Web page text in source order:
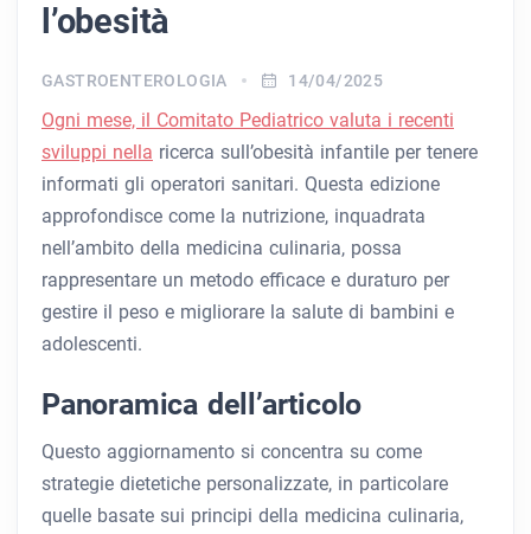
l’obesità
GASTROENTEROLOGIA 14/04/2025
Ogni mese, il Comitato Pediatrico valuta i recenti
sviluppi nella ricerca sull’obesità infantile per tenere
informati gli operatori sanitari. Questa edizione
approfondisce come la nutrizione, inquadrata
nell’ambito della medicina culinaria, possa
rappresentare un metodo efficace e duraturo per
gestire il peso e migliorare la salute di bambini e
adolescenti.
Panoramica dell’articolo
Questo aggiornamento si concentra su come
strategie dietetiche personalizzate, in particolare
quelle basate sui principi della medicina culinaria,